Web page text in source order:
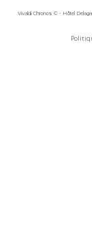
Vivaldi Chronos © - Hôtel